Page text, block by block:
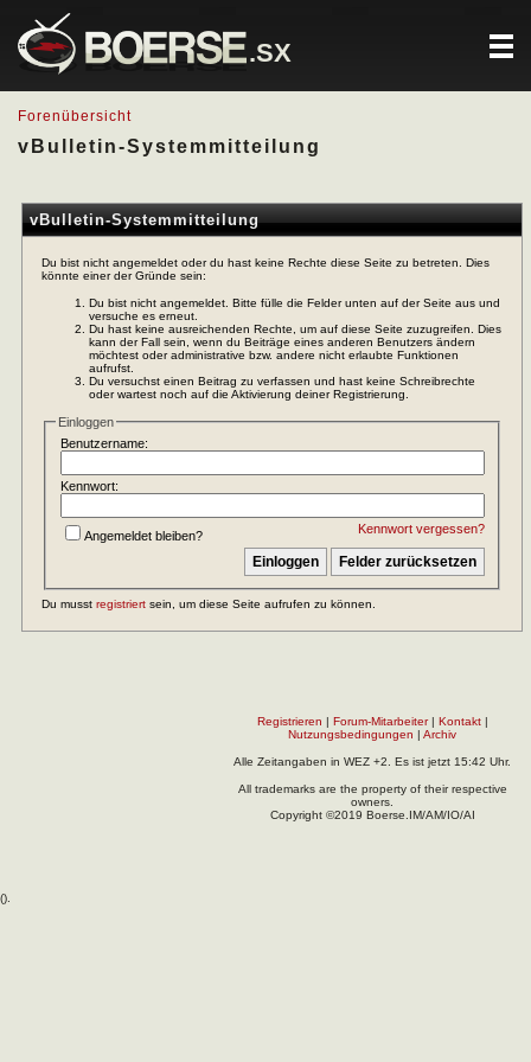
.SX
Forenübersicht
vBulletin-Systemmitteilung
vBulletin-Systemmitteilung
Du bist nicht angemeldet oder du hast keine Rechte diese Seite zu betreten. Dies
könnte einer der Gründe sein:
Du bist nicht angemeldet. Bitte fülle die Felder unten auf der Seite aus und
versuche es erneut.
Du hast keine ausreichenden Rechte, um auf diese Seite zuzugreifen. Dies
kann der Fall sein, wenn du Beiträge eines anderen Benutzers ändern
möchtest oder administrative bzw. andere nicht erlaubte Funktionen
aufrufst.
Du versuchst einen Beitrag zu verfassen und hast keine Schreibrechte
oder wartest noch auf die Aktivierung deiner Registrierung.
Einloggen
Benutzername:
Kennwort:
Kennwort vergessen?
Angemeldet bleiben?
Du musst registriert sein, um diese Seite aufrufen zu können.
Registrieren | Forum-Mitarbeiter| Kontakt|
Nutzungsbedingungen | Archiv
Alle Zeitangaben in WEZ +2. Es ist jetzt 15:42 Uhr.
All trademarks are the property of their respective
owners.
Copyright ©2019 Boerse.IM/AM/IO/AI
().